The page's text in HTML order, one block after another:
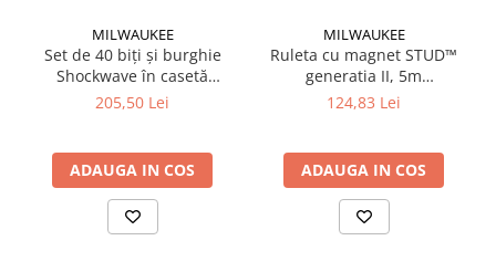
MILWAUKEE
Set de 40 biți și burghie
Shockwave în casetă
(4932492004), MILWAUKEE
205,50 Lei
ADAUGA IN COS
MILWAUKEE
Ruleta cu magnet STUD™
generatia II, 5m
(4932471626), MILWAUKEE
124,83 Lei
ADAUGA IN COS